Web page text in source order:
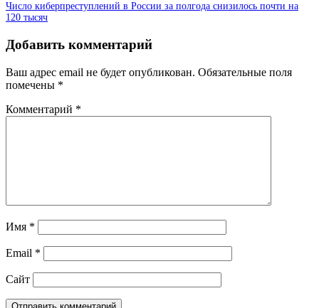
Число киберпреступлений в России за полгода снизилось почти на
120 тысяч
Добавить комментарий
Ваш адрес email не будет опубликован. Обязательные поля
помечены *
Комментарий *
Имя *
Email *
Сайт